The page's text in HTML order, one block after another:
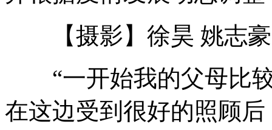
【摄影】徐昊 姚志豪
“一开始我的父母比较
在这边受到很好的照顾